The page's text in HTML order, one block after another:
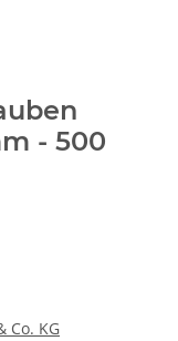
- 500
Co. KG